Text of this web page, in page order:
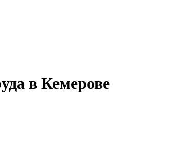
в Кемерове